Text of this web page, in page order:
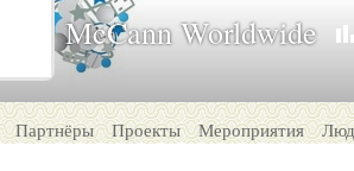
McCann Worldwide
Партнёры Проекты Мероприятия